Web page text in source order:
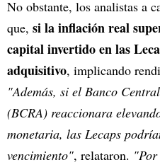
No obstante, los analistas a
que, si la inflación real
capital invertido en las
adquisitivo, implicando
"Además, si el Banco
(BCRA) reaccionara
monetaria, las Lecaps
vencimiento", relataron.